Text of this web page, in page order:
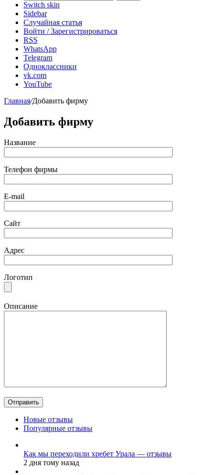
Switch skin
Sidebar
Случайная статья
Войти / Зарегистрироваться
RSS
WhatsApp
Telegram
Одноклассники
vk.com
YouTube
Главная/Добавить фирму
Добавить фирму
Название
Телефон фирмы
E-mail
Сайт
Адрес
Логотип
Описание
Новые отзывы
Популярные отзывы
Как мы переходили хребет Урала — отзывы
2 дня тому назад